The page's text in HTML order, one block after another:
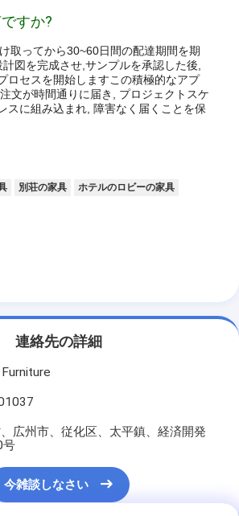
すか?
取ってから30~60日間の配達期間を期
図を完成させ,サンプルを承認した後,
ロセスを開始しますこの積極的なアプ
文が時間通りに届き, プロジェクトスケ
スに組み込まれ, 障害なく届くことを保
別荘の家具 ホテルのロビーの家具
連絡先の詳細
広州市、従化区、太平鎮、経済開発
号
今雑談しなさい